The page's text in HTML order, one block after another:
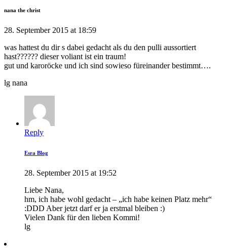
nana the christ
28. September 2015 at 18:59
was hattest du dir s dabei gedacht als du den pulli aussortiert
hast?????? dieser voliant ist ein traum!
gut und karoröcke und ich sind sowieso füreinander bestimmt….
lg nana
Reply
Esra Blog
28. September 2015 at 19:52
Liebe Nana,
hm, ich habe wohl gedacht – „ich habe keinen Platz mehr“
:DDD Aber jetzt darf er ja erstmal bleiben :)
Vielen Dank für den lieben Kommi!
lg